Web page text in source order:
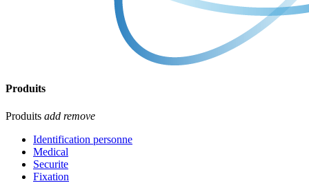
Produits
Produits add remove
Identification personne
Medical
Securite
Fixation